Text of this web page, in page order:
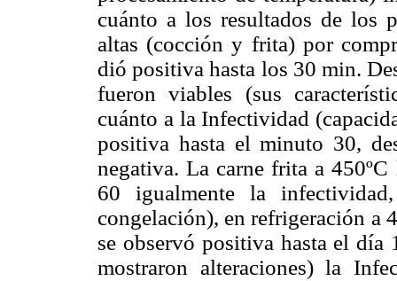
cuánto a los resultados de los
altas (cocción y frita) por
dió positiva hasta los 30 min.
fueron viables (sus
cuánto a la Infectividad
positiva hasta el minuto 30,
negativa. La carne frita a
60 igualmente la
congelación), en refrigeración a
se observó positiva hasta el día
mostraron alteraciones) la